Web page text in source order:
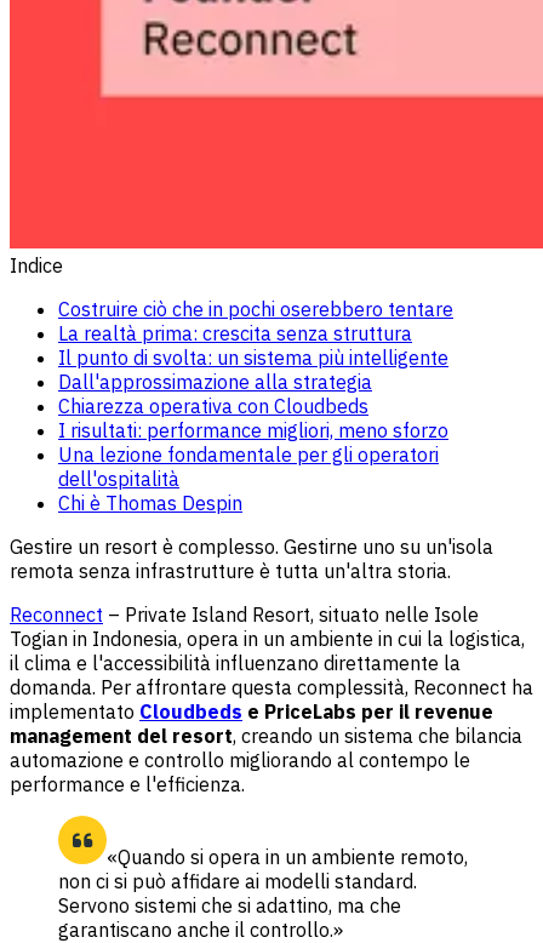
Indice
Costruire ciò che in pochi oserebbero tentare
La realtà prima: crescita senza struttura
Il punto di svolta: un sistema più intelligente
Dall'approssimazione alla strategia
Chiarezza operativa con Cloudbeds
I risultati: performance migliori, meno sforzo
Una lezione fondamentale per gli operatori
dell'ospitalità
Chi è Thomas Despin
Gestire un resort è complesso. Gestirne uno su un'isola
remota senza infrastrutture è tutta un'altra storia.
Reconnect – Private Island Resort, situato nelle Isole
Togian in Indonesia, opera in un ambiente in cui la logistica,
il clima e l'accessibilità influenzano direttamente la
domanda. Per affrontare questa complessità, Reconnect ha
implementato Cloudbeds e PriceLabs per il revenue
management del resort, creando un sistema che bilancia
automazione e controllo migliorando al contempo le
performance e l'efficienza.
«Quando si opera in un ambiente remoto,
non ci si può affidare ai modelli standard.
Servono sistemi che si adattino, ma che
garantiscano anche il controllo.»